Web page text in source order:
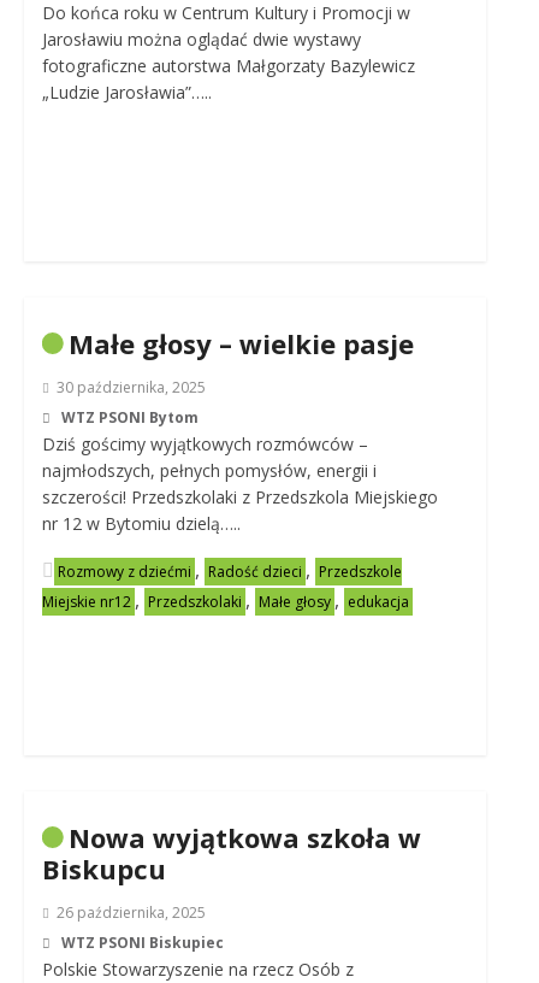
Do końca roku w Centrum Kultury i Promocji w
Jarosławiu można oglądać dwie wystawy
fotograficzne autorstwa Małgorzaty Bazylewicz
„Ludzie Jarosławia”…..
Małe głosy – wielkie pasje
30 października, 2025
WTZ PSONI Bytom
Dziś gościmy wyjątkowych rozmówców –
najmłodszych, pełnych pomysłów, energii i
szczerości! Przedszkolaki z Przedszkola Miejskiego
nr 12 w Bytomiu dzielą…..
Rozmowy z dziećmi , Radość dzieci , Przedszkole
Miejskie nr12 , Przedszkolaki , Małe głosy , edukacja
Nowa wyjątkowa szkoła w
Biskupcu
26 października, 2025
WTZ PSONI Biskupiec
Polskie Stowarzyszenie na rzecz Osób z